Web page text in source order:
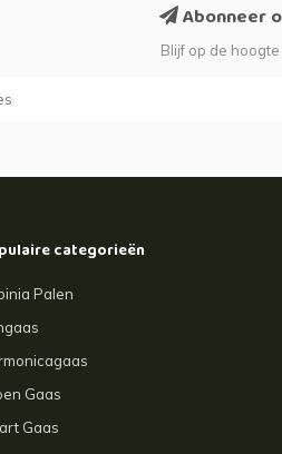
Abonneer
Blijf op de
categorieën
Palen
Gaas
Gaas